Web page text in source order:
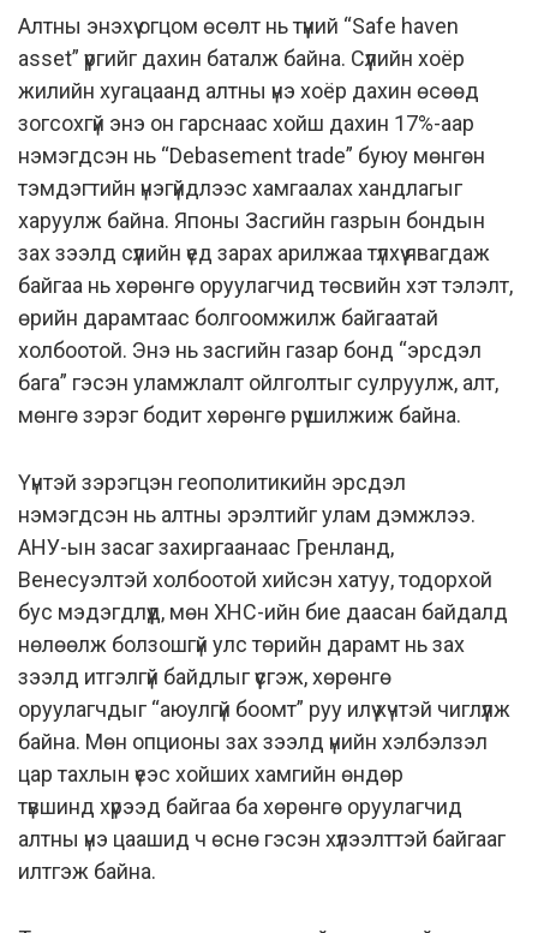
Алтны энэхүү огцом өсөлт нь түүний “Safe haven
asset” үүргийг дахин баталж байна. Сүүлийн хоёр
жилийн хугацаанд алтны үнэ хоёр дахин өсөөд
зогсохгүй энэ он гарснаас хойш дахин 17%-аар
нэмэгдсэн нь “Debasement trade” буюу мөнгөн
тэмдэгтийн үнэгүйдлээс хамгаалах хандлагыг
харуулж байна. Японы Засгийн газрын бондын
зах зээлд сүүлийн үед зарах арилжаа түлхүү явагдаж
байгаа нь хөрөнгө оруулагчид төсвийн хэт тэлэлт,
өрийн дарамтаас болгоомжилж байгаатай
холбоотой. Энэ нь засгийн газар бонд “эрсдэл
бага” гэсэн уламжлалт ойлголтыг сулруулж, алт,
мөнгө зэрэг бодит хөрөнгө рүү шилжиж байна.
Үүнтэй зэрэгцэн геополитикийн эрсдэл
нэмэгдсэн нь алтны эрэлтийг улам дэмжлээ.
АНУ-ын засаг захиргаанаас Гренланд,
Венесуэлтэй холбоотой хийсэн хатуу, тодорхой
бус мэдэгдлүүд, мөн ХНС-ийн бие даасан байдалд
нөлөөлж болзошгүй улс төрийн дарамт нь зах
зээлд итгэлгүй байдлыг үүсгэж, хөрөнгө
оруулагчдыг “аюулгүй боомт” руу илүү хүчтэй чиглүүлж
байна. Мөн опционы зах зээлд үнийн хэлбэлзэл
цар тахлын үеэс хойших хамгийн өндөр
түвшинд хүрээд байгаа ба хөрөнгө оруулагчид
алтны үнэ цаашид ч өснө гэсэн хүлээлттэй байгааг
илтгэж байна.